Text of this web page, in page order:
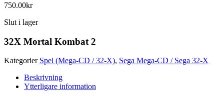
750.00kr
Slut i lager
32X Mortal Kombat 2
Kategorier Spel (Mega-CD / 32-X), Sega Mega-CD / Sega 32-X
Beskrivning
Ytterligare information